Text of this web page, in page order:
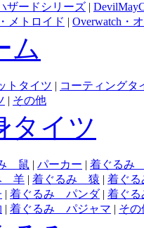
ザードシリーズ |
メトロイド | Overwatch・
ム
トタイツ | コーティングタ
| その他
タイツ
鼠 | パーカー | 着ぐるみ
羊 | 着ぐるみ 猿 | 着ぐ
| 着ぐるみ パンダ | 着ぐ
| 着ぐるみ パジャマ | その